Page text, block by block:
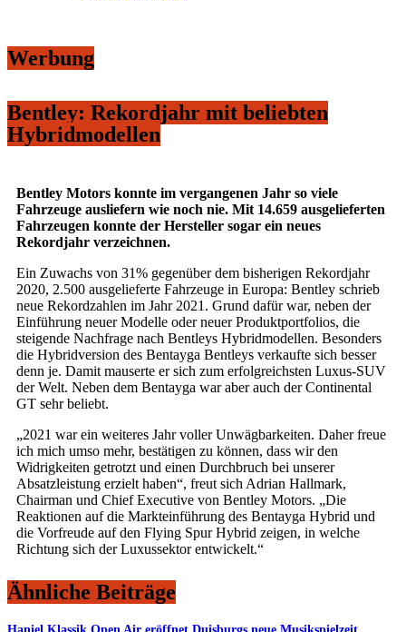
Werbung
Bentley: Rekordjahr mit beliebten
Hybridmodellen
Bentley Motors konnte im vergangenen Jahr so viele
Fahrzeuge ausliefern wie noch nie. Mit 14.659 ausgelieferten
Fahrzeugen konnte der Hersteller sogar ein neues
Rekordjahr verzeichnen.
Ein Zuwachs von 31% gegenüber dem bisherigen Rekordjahr
2020, 2.500 ausgelieferte Fahrzeuge in Europa: Bentley schrieb
neue Rekordzahlen im Jahr 2021. Grund dafür war, neben der
Einführung neuer Modelle oder neuer Produktportfolios, die
steigende Nachfrage nach Bentleys Hybridmodellen. Besonders
die Hybridversion des Bentayga Bentleys verkaufte sich besser
denn je. Damit mauserte er sich zum erfolgreichsten Luxus-SUV
der Welt. Neben dem Bentayga war aber auch der Continental
GT sehr beliebt.
„2021 war ein weiteres Jahr voller Unwägbarkeiten. Daher freue
ich mich umso mehr, bestätigen zu können, dass wir den
Widrigkeiten getrotzt und einen Durchbruch bei unserer
Absatzleistung erzielt haben“, freut sich Adrian Hallmark,
Chairman und Chief Executive von Bentley Motors. „Die
Reaktionen auf die Markteinführung des Bentayga Hybrid und
die Vorfreude auf den Flying Spur Hybrid zeigen, in welche
Richtung sich der Luxussektor entwickelt.“
Ähnliche Beiträge